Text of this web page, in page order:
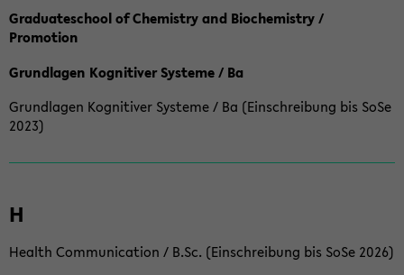
Graduateschool of Chemistry and Biochemistry /
Promotion
Grundlagen Kognitiver Systeme / Ba
Grundlagen Kognitiver Systeme / Ba (Einschreibung bis SoSe
2023)
H
Health Communication / B.Sc. (Einschreibung bis SoSe 2026)